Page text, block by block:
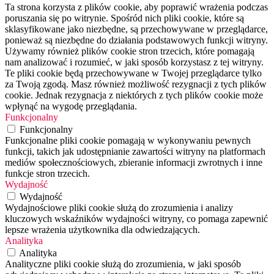
Ta strona korzysta z plików cookie, aby poprawić wrażenia podczas
poruszania się po witrynie. Spośród nich pliki cookie, które są
sklasyfikowane jako niezbędne, są przechowywane w przeglądarce,
ponieważ są niezbędne do działania podstawowych funkcji witryny.
Używamy również plików cookie stron trzecich, które pomagają
nam analizować i rozumieć, w jaki sposób korzystasz z tej witryny.
Te pliki cookie będą przechowywane w Twojej przeglądarce tylko
za Twoją zgodą. Masz również możliwość rezygnacji z tych plików
cookie. Jednak rezygnacja z niektórych z tych plików cookie może
wpłynąć na wygodę przeglądania.
Funkcjonalny
Funkcjonalny
Funkcjonalne pliki cookie pomagają w wykonywaniu pewnych
funkcji, takich jak udostępnianie zawartości witryny na platformach
mediów społecznościowych, zbieranie informacji zwrotnych i inne
funkcje stron trzecich.
Wydajność
Wydajność
Wydajnościowe pliki cookie służą do zrozumienia i analizy
kluczowych wskaźników wydajności witryny, co pomaga zapewnić
lepsze wrażenia użytkownika dla odwiedzających.
Analityka
Analityka
Analityczne pliki cookie służą do zrozumienia, w jaki sposób